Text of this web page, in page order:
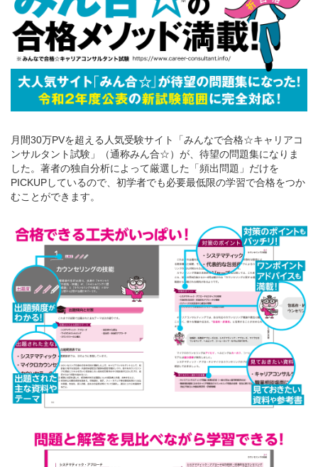
月間30万PVを超える人気受験サイト「みんなで合格☆キャリアコ
ンサルタント試験」（通称みん合☆）が、待望の問題集になりま
した。著者の独自分析によって厳選した「頻出問題」だけを
PICKUPしているので、初学者でも必要最低限の学習で合格をつか
むことができます。